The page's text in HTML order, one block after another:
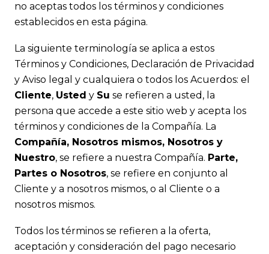
no aceptas todos los términos y condiciones
establecidos en esta página.
La siguiente terminología se aplica a estos
Términos y Condiciones, Declaración de Privacidad
y Aviso legal y cualquiera o todos los Acuerdos: el
Cliente, Usted y Su se refieren a usted, la
persona que accede a este sitio web y acepta los
términos y condiciones de la Compañía. La
Compañía, Nosotros mismos, Nosotros y
Nuestro, se refiere a nuestra Compañía. Parte,
Partes o Nosotros, se refiere en conjunto al
Cliente y a nosotros mismos, o al Cliente o a
nosotros mismos.
Todos los términos se refieren a la oferta,
aceptación y consideración del pago necesario